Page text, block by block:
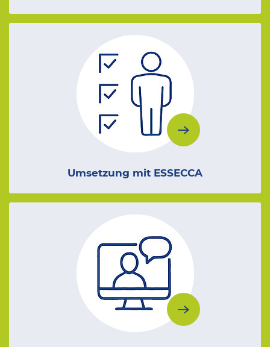
Umsetzung mit ESSECCA